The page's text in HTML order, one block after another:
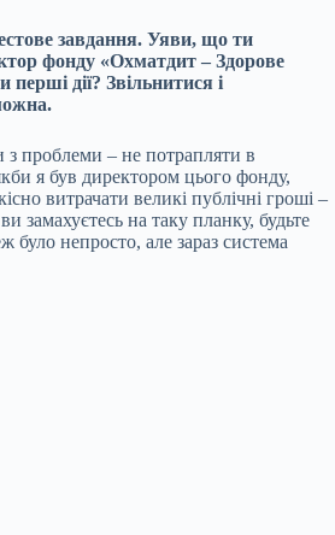
завдання. Уяви, що ти
фонду «Охматдит – Здорове
перші дії? Звільнитися і
проблеми – не потрапляти в
я був директором цього фонду,
витрачати великі публічні гроші –
замахуєтесь на таку планку, будьте
було непросто, але зараз система